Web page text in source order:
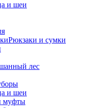
и шеи
Рюкзаки и сумки
лес
и шеи
муфты